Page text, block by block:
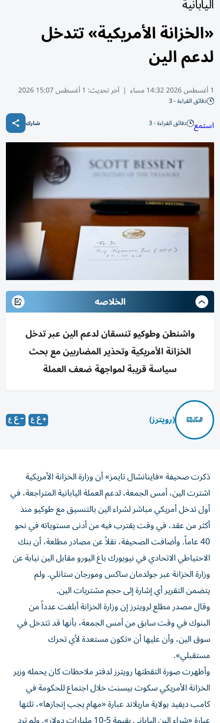
«الخزانة الأمريكية» تتدخل
لدعم الين
1 أغسطس 2026 14:32 مساء | آخر تحديث: 1 أغسطس 15:07 2026
دقائق القراءة - 3
استمع دقائق القراءة - 3 شارك
الخلاصه
واشنطن وطوكيو تنسقان لدعم الين عبر تدخل
الخزانة الأمريكية وتحذير المضاربين مع بحث
سياسة قريبة لمواجهة ضعف العملة
(رويترز)
ذكرت صحيفة «فاينانشال تايمز» أن وزارة الخزانة الأمريكية
اشترت الين، أمس الجمعة، لدعم العملة اليابانية المتراجعة، في
أول تدخل أمريكي مباشر لشراء الين بالتنسيق مع طوكيو منذ
أكثر من عقد، في وقت يقترب فيه من أدنى ‌مستوياته في نحو
40 عاماً. وأضافت الصحيفة، نقلاً عن مصادر مطلعة، أن بنك
الاحتياطي الاتحادي في نيويورك باع اليورو ​مقابل الين نيابة ⁠عن
وزارة الخزانة عبر جولدمان ساكس ومورجان ستانلي. ولم
يتضمن التقرير أي إشارة ‌إلى حجم مشتريات الين.
وقال مصدر مطلع ‌لرويترز إن وزارة الخزانة أبلغت عدداً من
البنوك في وقت سابق من أمس الجمعة، بأنها قد تتدخل في
سوق الين، وأن عليها أن «تكون مستعدة لأي تحرك
مستقبلي».
وأظهرت صورة التقطتها رويترز لدفتر ملاحظات كان يحمله وزير
الخزانة الأمريكي سكوت ‌بيسنت خلال اجتماع للحكومة في
كامب ديفيد بولاية ماريلاند عبارة «مهام يجب إنجازها»، تلتها
عبارة «شراء الين الياباني بقيمة 5-10 مليارات ⁠دولار». ولم ترد